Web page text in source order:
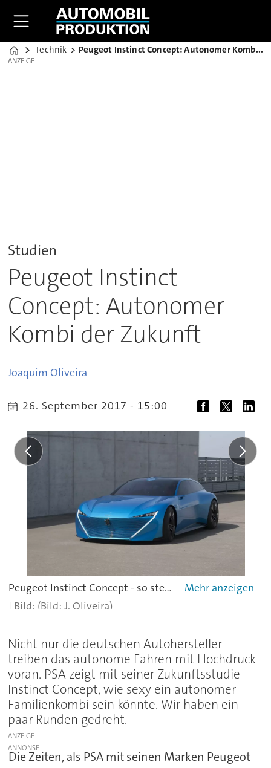
Home
Technik Peugeot Instinct Concept: Autonomer Kombi der Zukunft
ANZEIGE
ANZEIGE
Studien
Peugeot Instinct
Concept: Autonomer
Kombi der Zukunft
Joaquim Oliveira
26. September 2017 - 15:00
Peugeot Instinct Concept - so stellt sich PSA einen stylishen Kombi der nahen Zukunft vor.
(Bild: J. Oliveira)
Nicht nur die deutschen Autohersteller
treiben das autonome Fahren mit Hochdruck
voran. PSA zeigt mit seiner Zukunftsstudie
Instinct Concept, wie sexy ein autonomer
Familienkombi sein könnte. Wir haben ein
paar Runden gedreht.
ANZEIGE
Die Zeiten, als PSA mit seinen Marken Peugeot